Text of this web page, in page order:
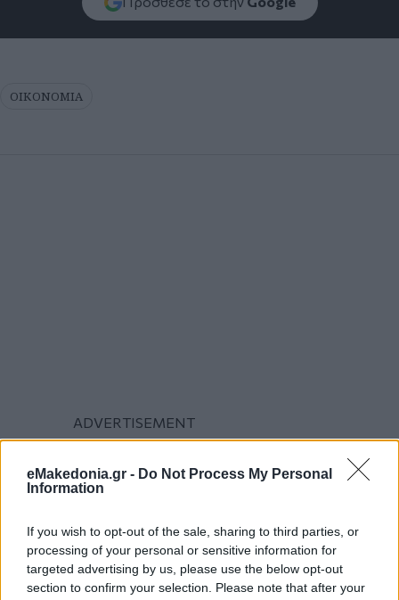
eMakedonia.gr - Do Not Process My Personal
Information
If you wish to opt-out of the sale, sharing to third parties, or
processing of your personal or sensitive information for
targeted advertising by us, please use the below opt-out
section to confirm your selection. Please note that after your
ΟΙΚΟΝΟΜΙΑ